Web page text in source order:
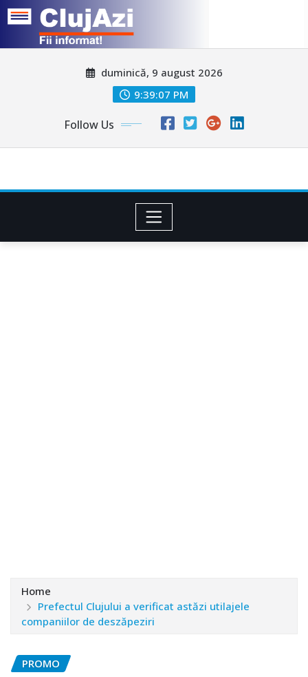
duminică, 9 august 2026
9:39:10 PM
Follow Us
Home
Prefectul Clujului a verificat astăzi utilajele
companiilor de deszăpeziri
PROMO